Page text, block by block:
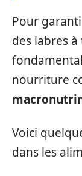
Pour
des labres
nourriture
Voici
dans les